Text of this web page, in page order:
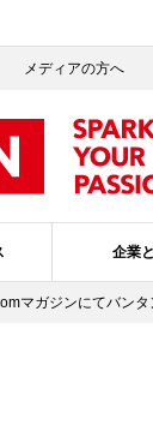
メディアの方へ
企業
マガジンにてバン